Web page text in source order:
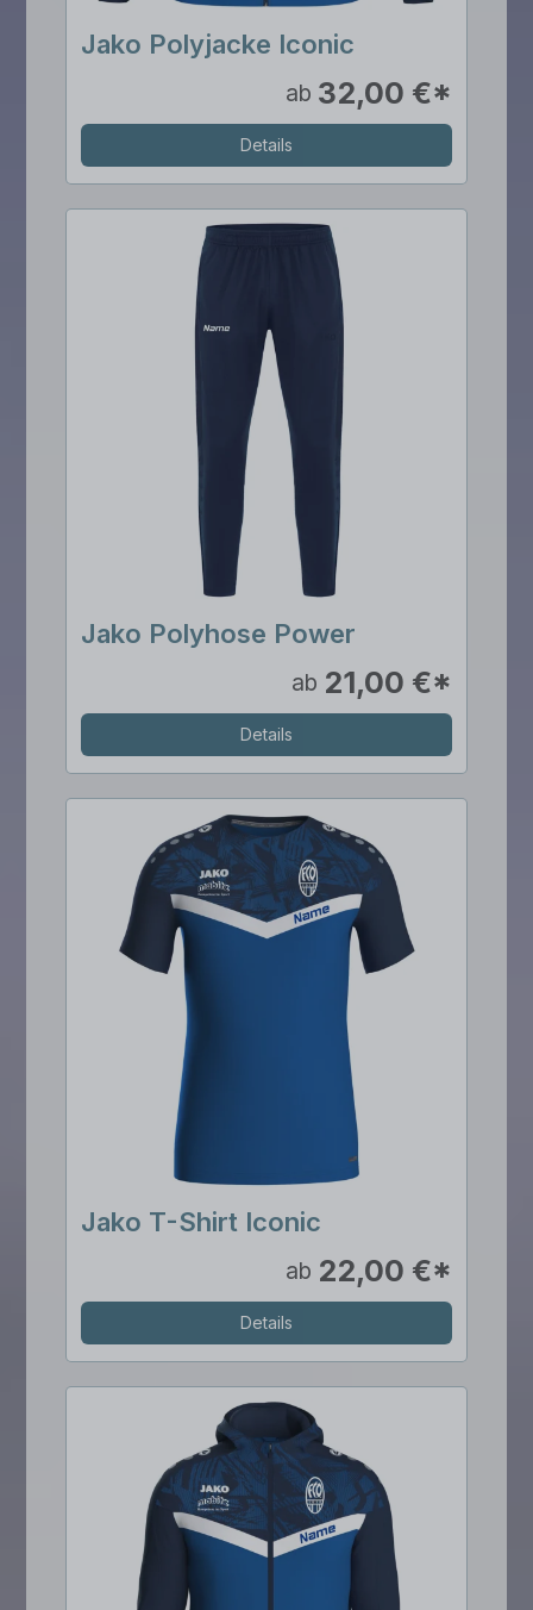
Jako Polyjacke Iconic
ab 32,00 €*
Details
Jako Polyhose Power
ab 21,00 €*
Details
Jako T-Shirt Iconic
ab 22,00 €*
Details